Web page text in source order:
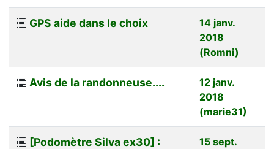
GPS aide dans le choix
14 janv.
2018
(Romni)
Avis de la randonneuse....
12 janv.
2018
(marie31)
[Podomètre Silva ex30] :
15 sept.